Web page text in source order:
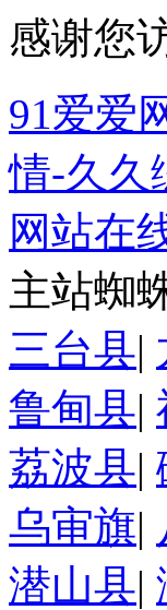
感谢您
91爱爱
情-久久
网站在
主站蜘
三台县|
鲁甸县|
荔波县|
乌审旗|
潜山县|